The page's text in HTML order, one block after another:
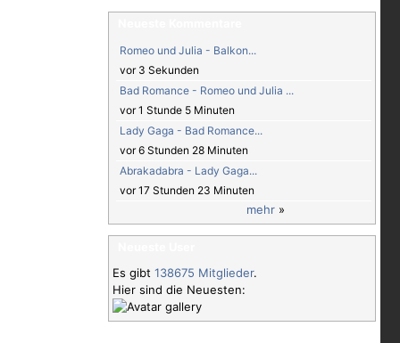
Romeo und Julia - Balkon...
vor 3 Sekunden
Bad Romance - Romeo und Julia ...
vor 1 Stunde 5 Minuten
Lady Gaga - Bad Romance...
vor 6 Stunden 28 Minuten
Abrakadabra - Lady Gaga...
vor 17 Stunden 23 Minuten
mehr »
Es gibt 138675 Mitglieder.
Hier sind die Neuesten: